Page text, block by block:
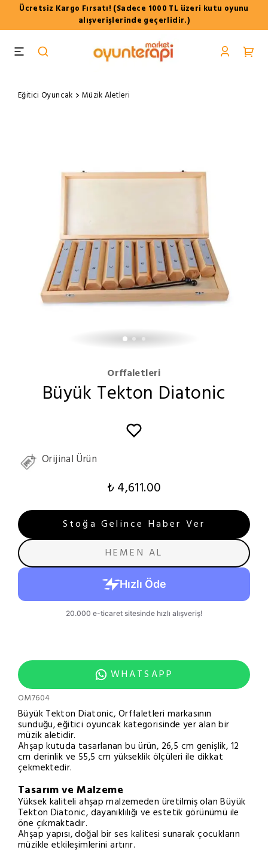
Ücretsiz Kargo Fırsatı! (Sadece 1000 TL üzeri kutu oyunu
alışverişlerinde geçerlidir.)
Eğitici Oyuncak Müzik Aletleri
Orffaletleri
Büyük Tekton Diatonic
Orijinal Ürün
₺ 4,611.00
Stoğa Gelince Haber Ver
HEMEN AL
WHATSAPP
OM7604
Büyük Tekton Diatonic, Orffaletleri markasının
sunduğu, eğitici oyuncak kategorisinde yer alan bir
müzik aletidir.
Ahşap kutuda tasarlanan bu ürün, 26,5 cm genişlik, 12
cm derinlik ve 55,5 cm yükseklik ölçüleri ile dikkat
çekmektedir.
Tasarım ve Malzeme
Yüksek kaliteli ahşap malzemeden üretilmiş olan Büyük
Tekton Diatonic, dayanıklılığı ve estetik görünümü ile
öne çıkmaktadır.
Ahşap yapısı, doğal bir ses kalitesi sunarak çocukların
müzikle etkileşimlerini artırır.